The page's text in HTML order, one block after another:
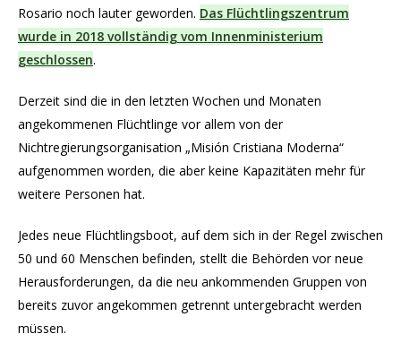
Rosario noch lauter geworden. Das Flüchtlingszentrum
wurde in 2018 vollständig vom Innenministerium
geschlossen.
Derzeit sind die in den letzten Wochen und Monaten
angekommenen Flüchtlinge vor allem von der
Nichtregierungsorganisation „Misión Cristiana Moderna“
aufgenommen worden, die aber keine Kapazitäten mehr für
weitere Personen hat.
Jedes neue Flüchtlingsboot, auf dem sich in der Regel zwischen
50 und 60 Menschen befinden, stellt die Behörden vor neue
Herausforderungen, da die neu ankommenden Gruppen von
bereits zuvor angekommen getrennt untergebracht werden
müssen.